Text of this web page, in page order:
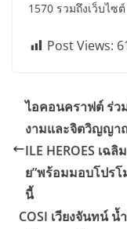
1570 รวมถึงเว็บไซ
Post Views:
ไอคอนคราฟต์ ร่
งามและจิตวิญญา
ILE HEROES เ
ย”พร้อมมอบโปร
นี้
COSI เวียงจันทน์ น้